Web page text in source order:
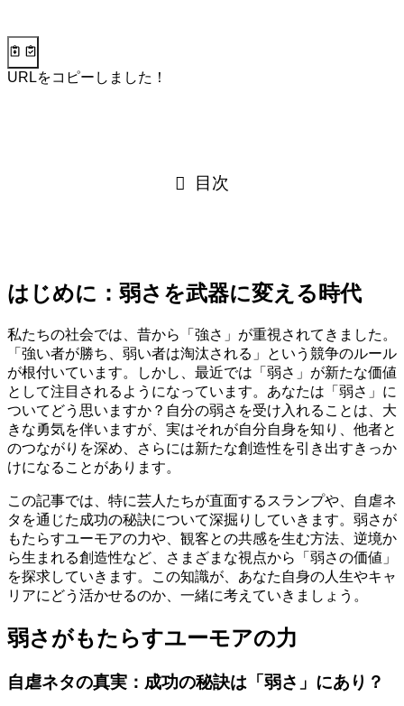
URLをコピーしました！
目次
はじめに：弱さを武器に変える時代
私たちの社会では、昔から「強さ」が重視されてきました。
「強い者が勝ち、弱い者は淘汰される」という競争のルール
が根付いています。しかし、最近では「弱さ」が新たな価値
として注目されるようになっています。あなたは「弱さ」に
ついてどう思いますか？自分の弱さを受け入れることは、大
きな勇気を伴いますが、実はそれが自分自身を知り、他者と
のつながりを深め、さらには新たな創造性を引き出すきっか
けになることがあります。
この記事では、特に芸人たちが直面するスランプや、自虐ネ
タを通じた成功の秘訣について深掘りしていきます。弱さが
もたらすユーモアの力や、観客との共感を生む方法、逆境か
ら生まれる創造性など、さまざまな視点から「弱さの価値」
を探求していきます。この知識が、あなた自身の人生やキャ
リアにどう活かせるのか、一緒に考えていきましょう。
弱さがもたらすユーモアの力
自虐ネタの真実：成功の秘訣は「弱さ」にあり？